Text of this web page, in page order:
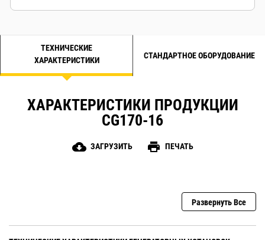
ТЕХНИЧЕСКИЕ
ХАРАКТЕРИСТИКИ
СТАНДАРТНОЕ ОБОРУДОВАНИЕ
ХАРАКТЕРИСТИКИ ПРОДУКЦИИ
CG170-16
cloud_download ЗАГРУЗИТЬ print ПЕЧАТЬ
Развернуть Все